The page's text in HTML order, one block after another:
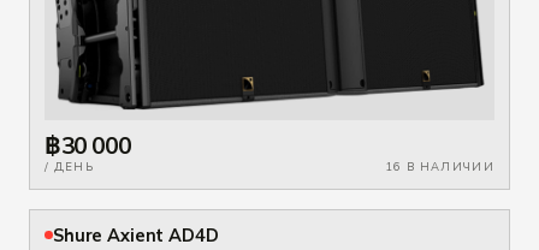
฿30 000
/ ДЕНЬ 16 В НАЛИЧИИ
Shure Axient AD4D